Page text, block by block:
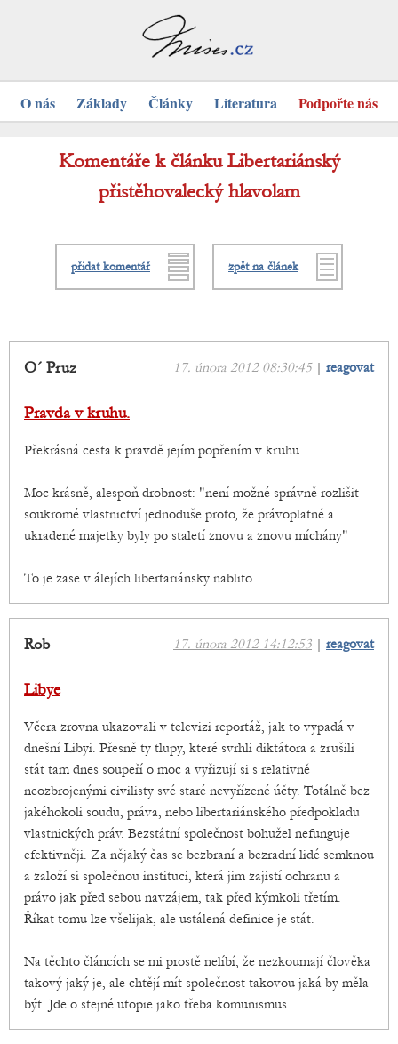
O nás Základy Články Literatura Podpořte nás
Komentáře k článku Libertariánský
přistěhovalecký hlavolam
přidat komentář zpět na článek
17. února 2012 08:30:45| reagovat
O´ Pruz
Pravda v kruhu.
Překrásná cesta k pravdě jejím popřením v kruhu.
Moc krásně, alespoň drobnost: "není možné správně rozlišit
soukromé vlastnictví jednoduše proto, že právoplatné a
ukradené majetky byly po staletí znovu a znovu míchány"
To je zase v álejích libertariánsky nablito.
17. února 2012 14:12:53 | reagovat
Rob
Libye
Včera zrovna ukazovali v televizi reportáž, jak to vypadá v
dnešní Libyi. Přesně ty tlupy, které svrhli diktátora a zrušili
stát tam dnes soupeří o moc a vyřizují si s relativně
neozbrojenými civilisty své staré nevyřízené účty. Totálně bez
jakéhokoli soudu, práva, nebo libertariánského předpokladu
vlastnických práv. Bezstátní společnost bohužel nefunguje
efektivněji. Za nějaký čas se bezbraní a bezradní lidé semknou
a založí si společnou instituci, která jim zajistí ochranu a
právo jak před sebou navzájem, tak před kýmkoli třetím.
Říkat tomu lze všelijak, ale ustálená definice je stát.
Na těchto článcích se mi prostě nelíbí, že nezkoumají člověka
takový jaký je, ale chtějí mít společnost takovou jaká by měla
být. Jde o stejné utopie jako třeba komunismus.